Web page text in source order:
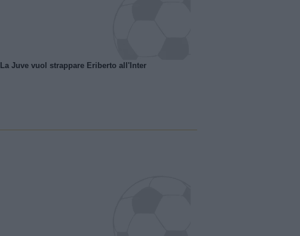
La Juve vuol strappare Eriberto all'Inter